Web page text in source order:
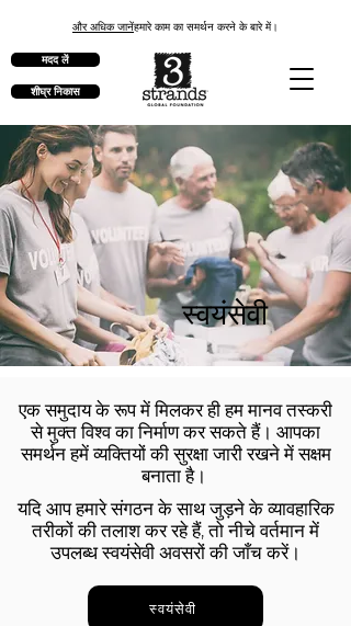
और अधिक जानेंहमारे काम का समर्थन करने के बारे में।
मदद लें
शीघ्र निकास
स्वयंसेवी
एक समुदाय के रूप में मिलकर ही हम मानव तस्करी
से मुक्त विश्व का निर्माण कर सकते हैं। आपका
समर्थन हमें व्यक्तियों की सुरक्षा जारी रखने में सक्षम
बनाता है।
यदि आप हमारे संगठन के साथ जुड़ने के व्यावहारिक
तरीकों की तलाश कर रहे हैं, तो नीचे वर्तमान में
उपलब्ध स्वयंसेवी अवसरों की जाँच करें।
स्वयंसेवी